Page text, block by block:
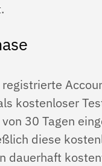
kostenloser
30 Tagen
diese
dauerhaft